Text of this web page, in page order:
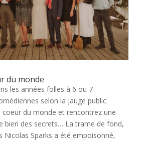
du monde
les années folles à 6 ou 7
selon la jauge public.
coeur du monde et rencontrez une
bien des secrets… La trame de fond,
Nicolas Sparks a été empoisonné,